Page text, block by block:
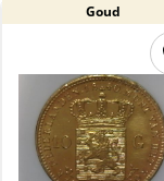
Goud